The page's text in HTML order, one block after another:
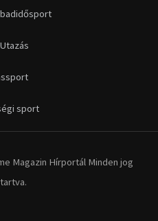
sport
Magazin Hírportál Minden jog